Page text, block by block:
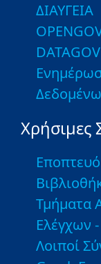
ΔΙΑΥΓΕΙΑ
DATAGOV
Χρήσιμες
Τμήματα
Ελέγχων
Λοιποί